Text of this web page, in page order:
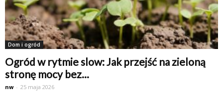
Dom i ogród
Ogród w rytmie slow: Jak przejść na zieloną
stronę mocy bez...
nw - 25 maja 2026